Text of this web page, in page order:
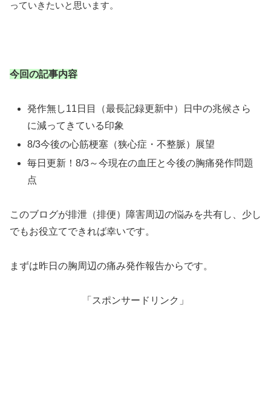
っていきたいと思います。
今回の記事内容
発作無し11日目（最長記録更新中）日中の兆候さら
に減ってきている印象
8/3今後の心筋梗塞（狭心症・不整脈）展望
毎日更新！8/3～今現在の血圧と今後の胸痛発作問題
点
このブログが排泄（排便）障害周辺の悩みを共有し、少し
でもお役立てできれば幸いです。
まずは昨日の胸周辺の痛み発作報告からです。
「スポンサードリンク」